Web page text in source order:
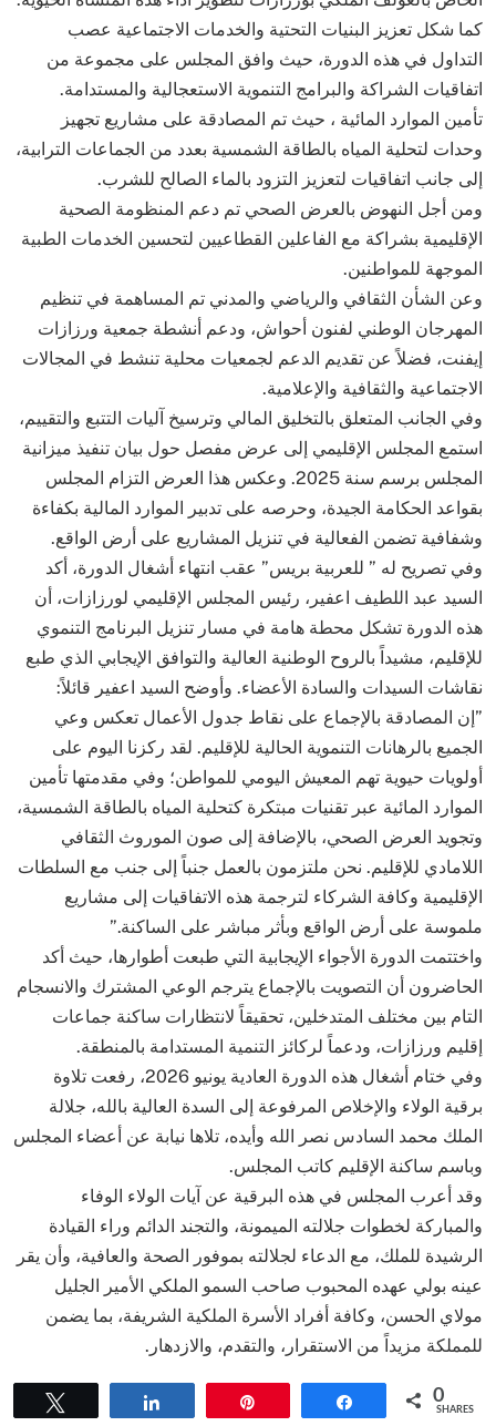
كما ​شكل تعزيز البنيات التحتية والخدمات الاجتماعية عصب
التداول في هذه الدورة، حيث وافق المجلس على مجموعة من
اتفاقيات الشراكة والبرامج التنموية الاستعجالية والمستدامة.
​تأمين الموارد المائية ، حيث تم المصادقة على مشاريع تجهيز
وحدات لتحلية المياه بالطاقة الشمسية بعدد من الجماعات الترابية،
إلى جانب اتفاقيات لتعزيز التزود بالماء الصالح للشرب.
ومن أجل ​النهوض بالعرض الصحي تم دعم المنظومة الصحية
الإقليمية بشراكة مع الفاعلين القطاعيين لتحسين الخدمات الطبية
الموجهة للمواطنين.
وعن ​الشأن الثقافي والرياضي والمدني تم المساهمة في تنظيم
المهرجان الوطني لفنون أحواش، ودعم أنشطة جمعية ورزازات
إيفنت، فضلاً عن تقديم الدعم لجمعيات محلية تنشط في المجالات
الاجتماعية والثقافية والإعلامية.
​وفي الجانب المتعلق بالتخليق المالي وترسيخ آليات التتبع والتقييم،
استمع المجلس الإقليمي إلى عرض مفصل حول بيان تنفيذ ميزانية
المجلس برسم سنة 2025. وعكس هذا العرض التزام المجلس
بقواعد الحكامة الجيدة، وحرصه على تدبير الموارد المالية بكفاءة
وشفافية تضمن الفعالية في تنزيل المشاريع على أرض الواقع.
وفي تصريح له ” للعربية بريس” عقب انتهاء أشغال الدورة، أكد
السيد عبد اللطيف اعفير، رئيس المجلس الإقليمي لورزازات، أن
هذه الدورة تشكل محطة هامة في مسار تنزيل البرنامج التنموي
للإقليم، مشيداً بالروح الوطنية العالية والتوافق الإيجابي الذي طبع
نقاشات السيدات والسادة الأعضاء. وأوضح السيد اعفير قائلاً:
​”إن المصادقة بالإجماع على نقاط جدول الأعمال تعكس وعي
الجميع بالرهانات التنموية الحالية للإقليم. لقد ركزنا اليوم على
أولويات حيوية تهم المعيش اليومي للمواطن؛ وفي مقدمتها تأمين
الموارد المائية عبر تقنيات مبتكرة كتحلية المياه بالطاقة الشمسية،
وتجويد العرض الصحي، بالإضافة إلى صون الموروث الثقافي
اللامادي للإقليم. نحن ملتزمون بالعمل جنباً إلى جنب مع السلطات
الإقليمية وكافة الشركاء لترجمة هذه الاتفاقيات إلى مشاريع
ملموسة على أرض الواقع وبأثر مباشر على الساكنة.”
​واختتمت الدورة الأجواء الإيجابية التي طبعت أطوارها، حيث أكد
الحاضرون أن التصويت بالإجماع يترجم الوعي المشترك والانسجام
التام بين مختلف المتدخلين، تحقيقاً لانتظارات ساكنة جماعات
إقليم ورزازات، ودعماً لركائز التنمية المستدامة بالمنطقة.
وفي ختام أشغال هذه الدورة العادية يونيو 2026، رفعت تلاوة
برقية الولاء والإخلاص المرفوعة إلى السدة العالية بالله، جلالة
الملك محمد السادس نصر الله وأيده، تلاها نيابة عن أعضاء المجلس
وباسم ساكنة الإقليم كاتب المجلس.
​وقد أعرب المجلس في هذه البرقية عن آيات الولاء الوفاء
والمباركة لخطوات جلالته الميمونة، والتجند الدائم وراء القيادة
الرشيدة للملك، مع الدعاء لجلالته بموفور الصحة والعافية، وأن يقر
عينه بولي عهده المحبوب صاحب السمو الملكي الأمير الجليل
مولاي الحسن، وكافة أفراد الأسرة الملكية الشريفة، بما يضمن
للمملكة مزيداً من الاستقرار، والتقدم، والازدهار.
0
SHARES